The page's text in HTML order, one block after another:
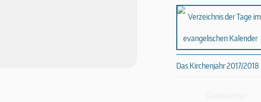
Das Kirchenjahr 2017/2018